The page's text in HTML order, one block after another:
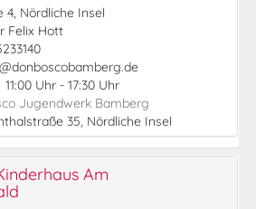
4, Nördliche Insel
Felix Hott
11:00 Uhr - 17:30 Uhr
Jugendwerk Bamberg
35, Nördliche Insel
Am